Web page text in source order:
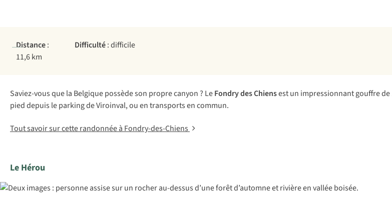
Distance:
11,6 km
Difficulté: difficile
Saviez-vous que la Belgique possède son propre canyon ? LeFondry des Chiensest un impressionnant gouffre
pied depuis le parking de Viroinval, ou en transports en commun.
Tout savoir sur cette randonnée à Fondry-des-Chiens
Le Hérou